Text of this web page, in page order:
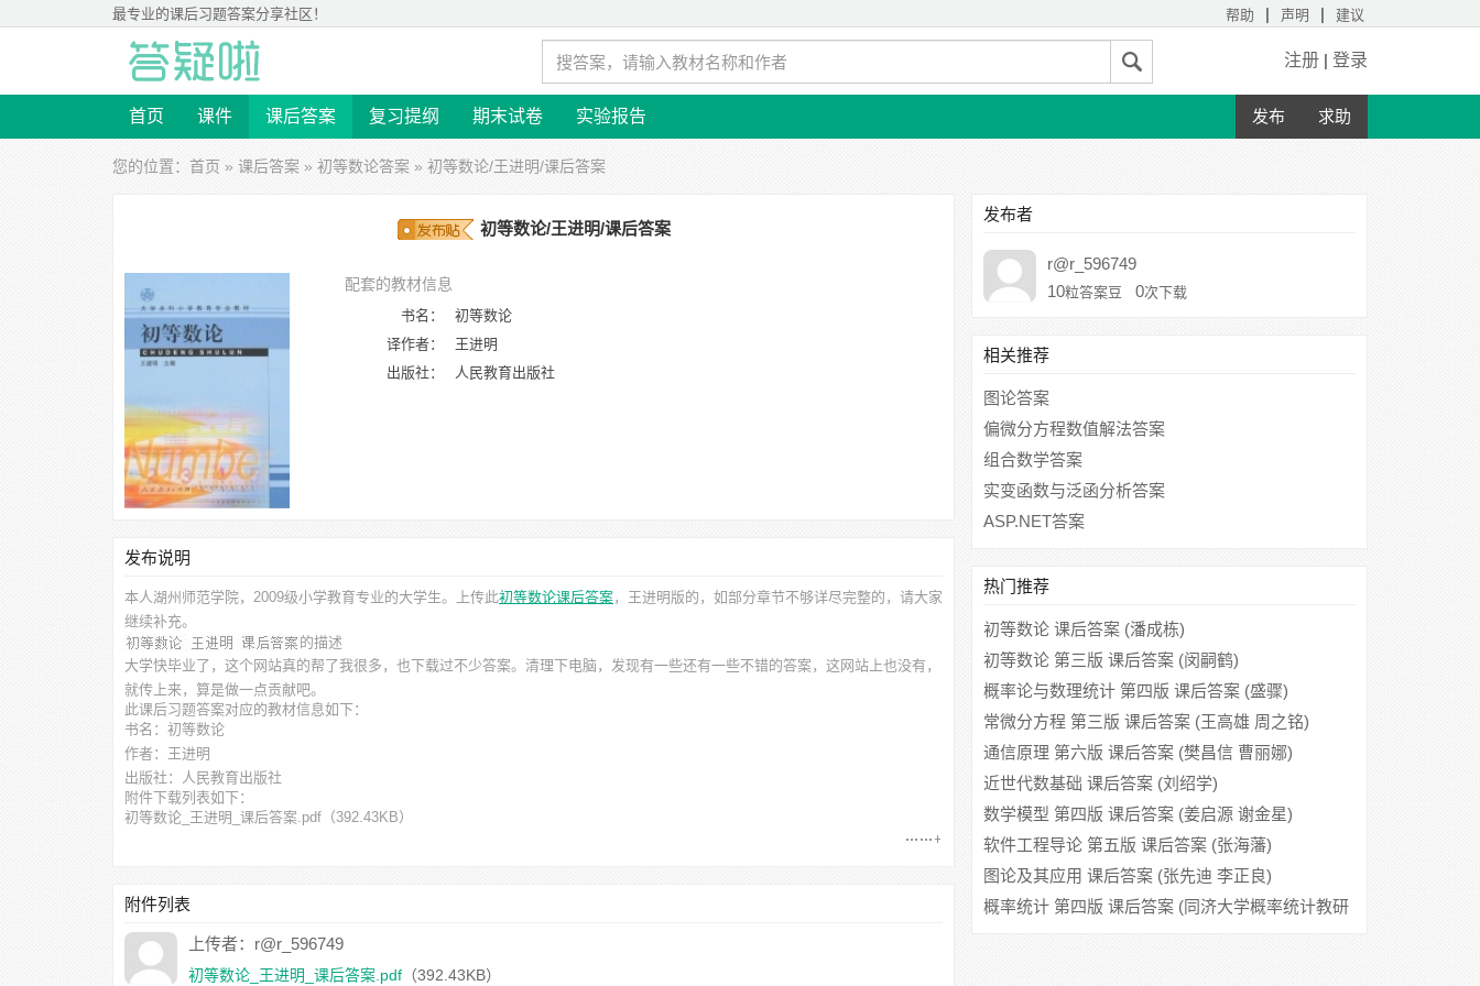
最专业的课后习题答案分享社区！ 帮助 | 声明 | 建议
注册 | 登录
首页 课件 课后答案 复习提纲 期末试卷 实验报告 发布 求助
您的位置： 首页 » 课后答案 » 初等数论答案 » 初等数论/王进明/课后答案
初等数论/王进明/课后答案
配套的教材信息
书名：
初等数论
译作者：
王进明
出版社：
人民教育出版社
发布说明
本人湖州师范学院，2009级小学教育专业的大学生。上传此初等数论课后答案，王进明 版的，如部分章节不够详尽完整的，请大家
继续补充。
的描述
大学快毕业了，这个网站真的帮了我很多，也下载过不少答案。清理下电脑，发现有一些还有一些不错的答案，这网站上也没有，
就传上来，算是做一点贡献吧。
此课后习题答案对应的教材信息如下：
书名：初等数论
作者：王进明
出版社：人民教育出版社
附件下载列表如下：
初等数论_王进明_课后答案.pdf （392.43KB）
附件列表
上传者：r@r_596749
初等数论_王进明_课后答案.pdf （392.43KB）
发布者
r@r_596749
10粒答案豆 0次下载
相关推荐
图论答案
偏微分方程数值解法答案
组合数学答案
实变函数与泛函分析答案
ASP.NET答案
热门推荐
初等数论 课后答案 (潘成栋)
初等数论 第三版 课后答案 (闵嗣鹤)
概率论与数理统计 第四版 课后答案 (盛骤)
常微分方程 第三版 课后答案 (王高雄 周之铭)
通信原理 第六版 课后答案 (樊昌信 曹丽娜)
近世代数基础 课后答案 (刘绍学)
数学模型 第四版 课后答案 (姜启源 谢金星)
软件工程导论 第五版 课后答案 (张海藩)
图论及其应用 课后答案 (张先迪 李正良)
概率统计 第四版 课后答案 (同济大学概率统计教研